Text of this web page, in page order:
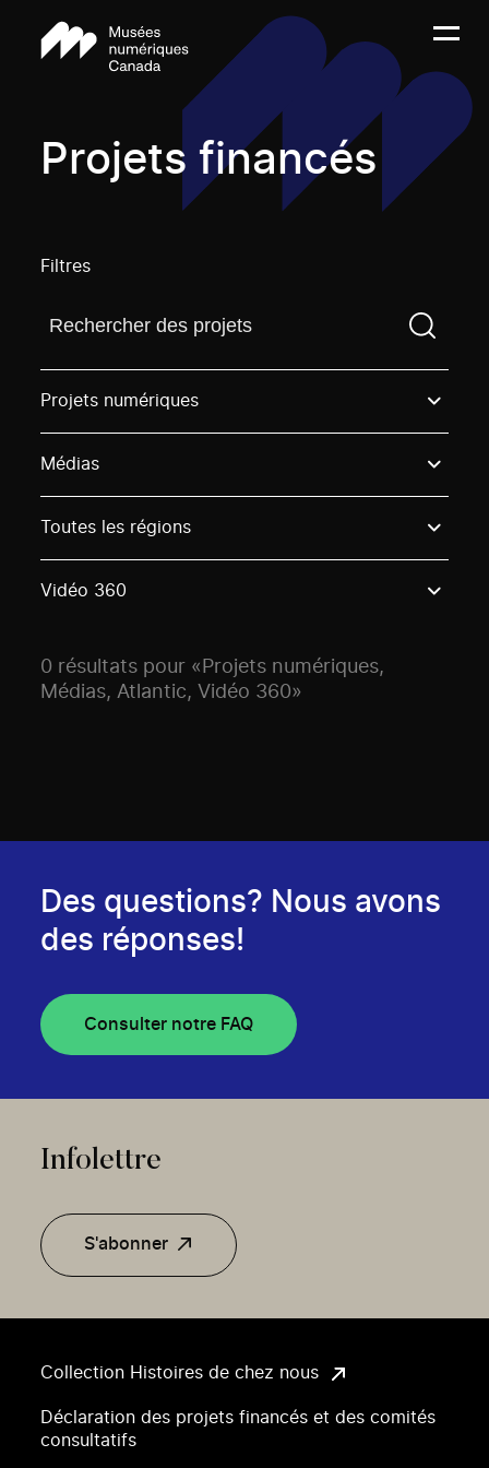
Projets financés
Filtres
Trouvez un projetVous devez saisir un terme de
Projets numériques
Médias
Toutes les régions
Vidéo 360
0 résultats pour «Projets numériques,
Médias, Atlantic, Vidéo 360»
Collection Histoires de chez nous
Déclaration des projets financés et des comités
consultatifs
Des questions? Nous avons
des réponses!
Consulter notre FAQ
Infolettre
S'abonner